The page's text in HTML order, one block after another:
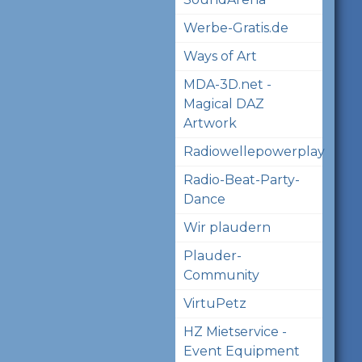
Werbe-Gratis.de
Ways of Art
MDA-3D.net -
Magical DAZ
Artwork
Radiowellepowerplay
Radio-Beat-Party-
Dance
Wir plaudern
Plauder-
Community
VirtuPetz
HZ Mietservice -
Event Equipment